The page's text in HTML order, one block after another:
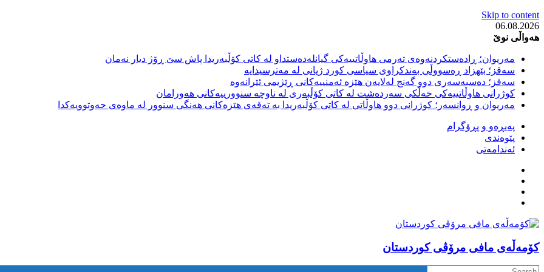
Skip to content
06.08.2026
هەواڵی نوێ
مەریوان؛ ڕادەستکردنەوەی تەرمی هاوڵاتییەکی گیانلەدەستداو لە کاتی کۆڵبەریدا پاش سێ ڕۆژ دیار نەمان
سەقز؛ بێهزاد ڕەسووڵی بەندکراوی سیاسی کورد ژیانی لە مەترسیدایە
سەقز؛ دەسبەسەری دوو گەنج لەلایەن هێزە ئەمنییەکانی ڕێژیمی ئێرانەوە
کوژرانی هاوڵاتییەکی خەڵکی سەردەشت لە کاتی کۆڵبەری لە ناوچە سنوورییەکانی هەورامان
مەریوان و ڕوانسەر؛ کوژرانی دوو هاوڵاتی لە کاتی کۆڵبەریدا بە تەقەی هێزەکانی هەنگی سنوور لە ماوەی حەوتوویەکدا
پەیڕەو و پڕۆگرام
پێوەندی
ئەندامەتی
كۆمه‌ڵه‌ی مافی مرۆڤی کوردستان